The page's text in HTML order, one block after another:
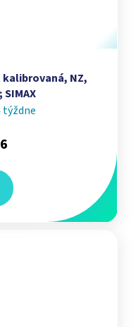
kalibrovaná, NZ,
týždne